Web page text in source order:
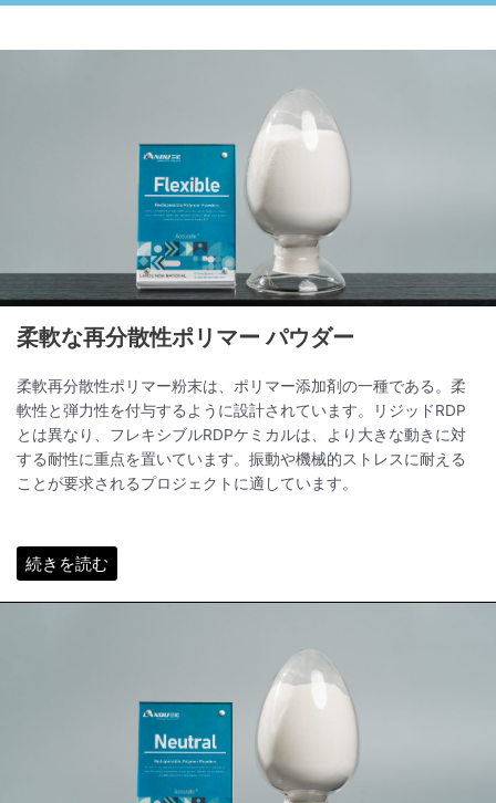
柔軟な再分散性ポリマー パウダー
柔軟再分散性ポリマー粉末は、ポリマー添加剤の一種である。柔
軟性と弾力性を付与するように設計されています。リジッドRDP
とは異なり、フレキシブルRDPケミカルは、より大きな動きに対
する耐性に重点を置いています。振動や機械的ストレスに耐える
ことが要求されるプロジェクトに適しています。
続きを読む